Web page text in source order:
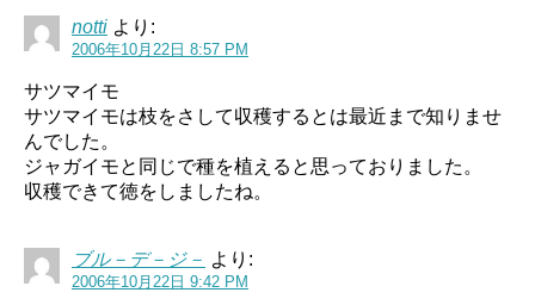
notti より:
2006年10月22日 8:57 PM
サツマイモ
サツマイモは枝をさして収穫するとは最近まで知りませ
んでした。
ジャガイモと同じで種を植えると思っておりました。
収穫できて徳をしましたね。
ブル－デ－ジ－ より:
2006年10月22日 9:42 PM